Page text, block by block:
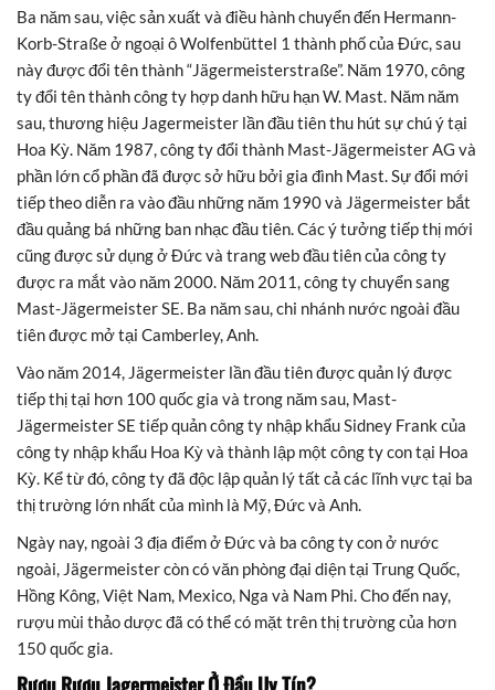
Ba năm sau, việc sản xuất và điều hành chuyển đến Hermann-
Korb-Straße ở ngoại ô Wolfenbüttel 1 thành phố của Đức, sau
này được đổi tên thành “Jägermeisterstraße”. Năm 1970, công
ty đổi tên thành công ty hợp danh hữu hạn W. Mast. Năm năm
sau, thương hiệu Jagermeister lần đầu tiên thu hút sự chú ý tại
Hoa Kỳ. Năm 1987, công ty đổi thành Mast-Jägermeister AG và
phần lớn cổ phần đã được sở hữu bởi gia đình Mast. Sự đổi mới
tiếp theo diễn ra vào đầu những năm 1990 và Jägermeister bắt
đầu quảng bá những ban nhạc đầu tiên. Các ý tưởng tiếp thị mới
cũng được sử dụng ở Đức và trang web đầu tiên của công ty
được ra mắt vào năm 2000. Năm 2011, công ty chuyển sang
Mast-Jägermeister SE. Ba năm sau, chi nhánh nước ngoài đầu
tiên được mở tại Camberley, Anh.
Vào năm 2014, Jägermeister lần đầu tiên được quản lý được
tiếp thị tại hơn 100 quốc gia và trong năm sau, Mast-
Jägermeister SE tiếp quản công ty nhập khẩu Sidney Frank của
công ty nhập khẩu Hoa Kỳ và thành lập một công ty con tại Hoa
Kỳ. Kể từ đó, công ty đã độc lập quản lý tất cả các lĩnh vực tại ba
thị trường lớn nhất của mình là Mỹ, Đức và Anh.
Ngày nay, ngoài 3 địa điểm ở Đức và ba công ty con ở nước
ngoài, Jägermeister còn có văn phòng đại diện tại Trung Quốc,
Hồng Kông, Việt Nam, Mexico, Nga và Nam Phi. Cho đến nay,
rượu mùi thảo dược đã có thể có mặt trên thị trường của hơn
150 quốc gia.